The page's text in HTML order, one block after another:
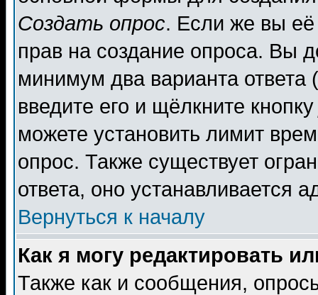
Создать опрос. Если же вы её
прав на создание опроса. Вы
минимум два варианта ответа
введите его и щёлкните
можете установить лимит
опрос. Также существует
ответа, оно устанавливается
Вернуться к началу
Как я могу редактировать
Также как и сообщения,